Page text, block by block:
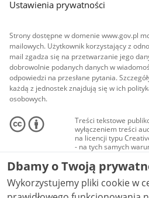
Ustawienia prywatności
Strony dostępne w domenie www.gov.pl
mailowych. Użytkownik korzystający z
mail zgadza się na przetwarzanie jego
dobrowolnie podanych danych w
odpowiedzi na przesłane pytania.
każdą z jednostek znajdują się w ich
osobowych.
Treści tekstowe
wyłączeniem treści
na licencji typu
- na tych samych
Materiały
audio i wideo, są
Creative Commons:
niekomercyjne - bez
NC-ND 4.0), o ile nie
Dbamy o Twoją
Wykorzystujemy pliki cookie w